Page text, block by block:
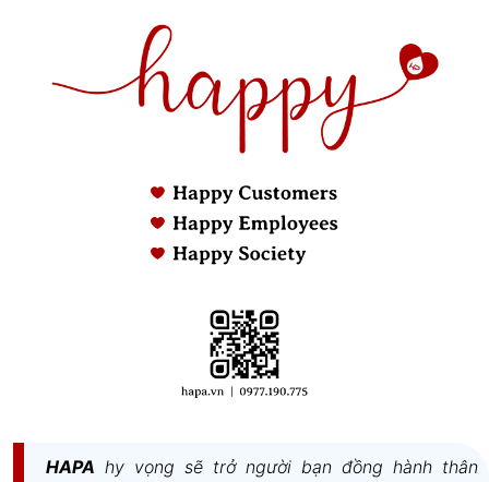
HAPA hy vọng sẽ trở người bạn đồng hành thân